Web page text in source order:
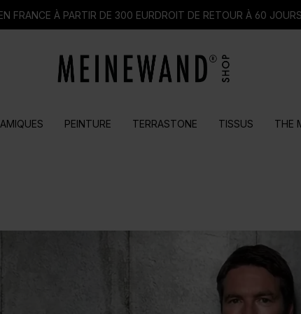
FRANCE À PARTIR DE 300 EURDROIT DE RETOUR À 60 JOURS
PEINTURE TERRASTONE TISSUS THE